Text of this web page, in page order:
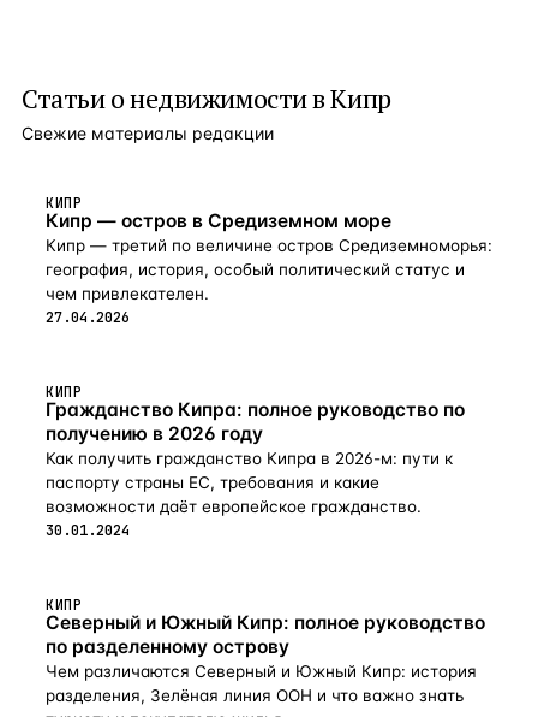
Статьи онедвижимости в Кипр
Свежие материалы редакции
КИПР
Кипр — остров в Средиземном море
Кипр — третий по величине остров Средиземноморья:
география, история, особый политический статус и
чем привлекателен.
27.04.2026
КИПР
Гражданство Кипра: полное руководство по
получению в 2026 году
Как получить гражданство Кипра в 2026-м: пути к
паспорту страны ЕС, требования и какие
возможности даёт европейское гражданство.
30.01.2024
КИПР
Северный и Южный Кипр: полное руководство
по разделенному острову
Чем различаются Северный и Южный Кипр: история
разделения, Зелёная линия ООН и что важно знать